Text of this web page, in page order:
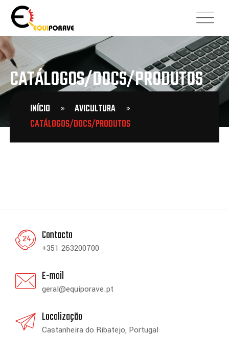
CATÁLOGOS/DOCS/PRODUTOS
INÍCIO
AVICULTURA
CATÁLOGOS/DOCS/PRODUTOS
Contacto
+351 263200700
E-mail
geral@equiporave.pt
Localização
Castanheira do Ribatejo, Portugal